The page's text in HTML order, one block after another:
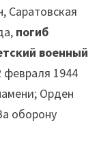
Саратовская
погиб
военный
февраля 1944
Орден
оборону